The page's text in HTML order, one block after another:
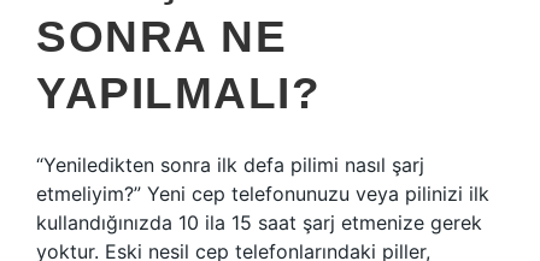
SONRA NE
YAPILMALI?
“Yeniledikten sonra ilk defa pilimi nasıl şarj
etmeliyim?” Yeni cep telefonunuzu veya pilinizi ilk
kullandığınızda 10 ila 15 saat şarj etmenize gerek
yoktur. Eski nesil cep telefonlarındaki piller,